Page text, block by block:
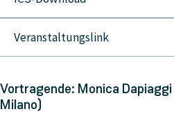
Veranstaltungslink
Vortragende: Monica
Milano)